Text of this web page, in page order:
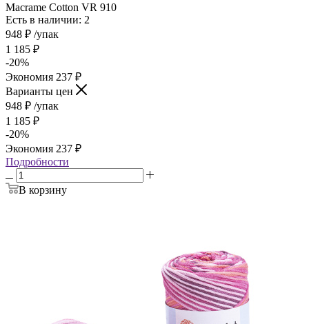
Macrame Cotton VR 910
Есть в наличии: 2
948 ₽ /упак
1 185 ₽
-20%
Экономия 237 ₽
Варианты цен
948 ₽ /упак
1 185 ₽
-20%
Экономия 237 ₽
Подробности
В корзину